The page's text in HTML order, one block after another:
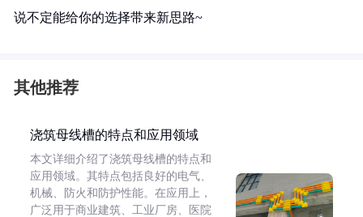
说不定能给你的选择带来新思路~
其他推荐
浇筑母线槽的特点和应用领域
本文详细介绍了浇筑母线槽的特点和
应用领域。其特点包括良好的电气、
机械、防火和防护性能。在应用上，
广泛用于商业建筑、工业厂房、医院